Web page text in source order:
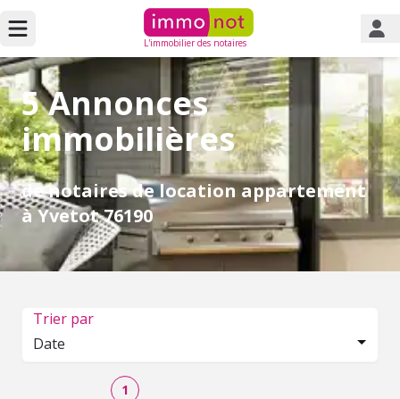
L'immobilier des notaires
5 Annonces
immobilières
de notaires de location appartement
à Yvetot 76190
Trier par
Date
1